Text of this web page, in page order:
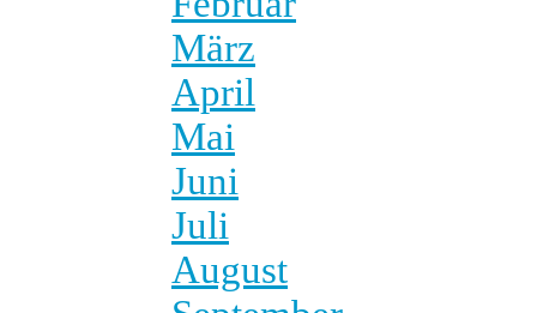
März
April
Mai
Juni
Juli
August